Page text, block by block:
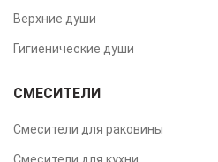
Верхние души
Гигиенические души
СМЕСИТЕЛИ
Смесители для раковины
Смесители для кухни